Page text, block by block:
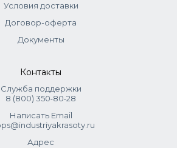
Условия доставки
Договор-оферта
Документы
Контакты
Служба поддержки
8 (800) 350‑80‑28
Написать Email
Адрес